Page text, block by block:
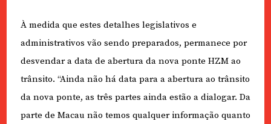
À medida que estes detalhes legislativos e
administrativos vão sendo preparados, permanece por
desvendar a data de abertura da nova ponte HZM ao
trânsito. “Ainda não há data para a abertura ao trânsito
da nova ponte, as três partes ainda estão a dialogar. Da
parte de Macau não temos qualquer informação quanto